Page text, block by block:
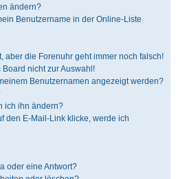
ändern?
Benutzername in der Online-Liste
aber die Forenuhr geht immer noch falsch!
nicht zur Auswahl!
Benutzernamen angezeigt werden?
ich ihn ändern?
den E-Mail-Link klicke, werde ich
oder eine Antwort?